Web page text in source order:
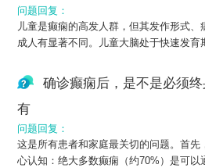
问题回复：
儿童是癫痫的高发人群，但其发作形式
成人有显著不同。儿童大脑处于快速发
确诊癫痫后，是不是必须
有
问题回复：
这是所有患者和家庭最关切的问题。首
心认知：绝大多数癫痫（约70%）是可以